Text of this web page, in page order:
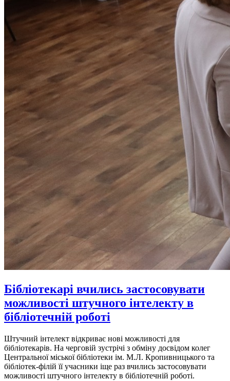
Бібліотекарі вчились застосовувати
можливості штучного інтелекту в
бібліотечній роботі
Штучний інтелект відкриває нові можливості для
бібліотекарів. На черговій зустрічі з обміну досвідом колег
Центральної міської бібліотеки ім. М.Л. Кропивницького та
бібліотек-філій її учасники іще раз вчились застосовувати
можливості штучного інтелекту в бібліотечній роботі.